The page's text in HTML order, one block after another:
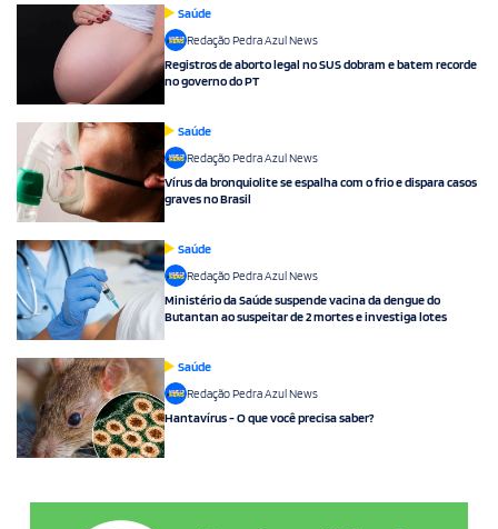
Saúde
Redação Pedra Azul News
Registros de aborto legal no SUS dobram e batem recorde
no governo do PT
Saúde
Redação Pedra Azul News
Vírus da bronquiolite se espalha com o frio e dispara casos
graves no Brasil
Saúde
Redação Pedra Azul News
Ministério da Saúde suspende vacina da dengue do
Butantan ao suspeitar de 2 mortes e investiga lotes
Saúde
Redação Pedra Azul News
Hantavírus - O que você precisa saber?